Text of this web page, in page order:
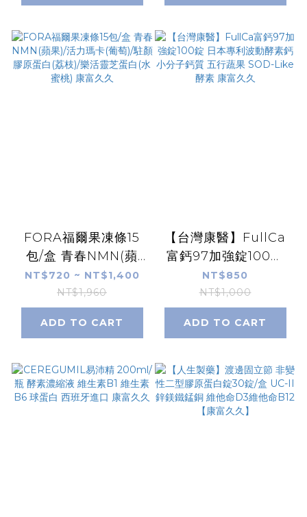
FORA福爾果凍條15
包/盒 青春NMN(蘋
果)/活力瑪卡(葡萄)/駐
顏膠原蛋白(荔枝)/樂
活靈芝蛋白(水蜜桃)
康富久久
NT$720 ~ NT$1,400
NT$1,960
ADD TO CART
【台灣康醫】FullCa
富鈣97加強錠100錠
日本專利波動酵素鈣
小分子鈣質 五行蔬果
SOD-Like酵素 康富
久久
NT$850
NT$1,000
ADD TO CART